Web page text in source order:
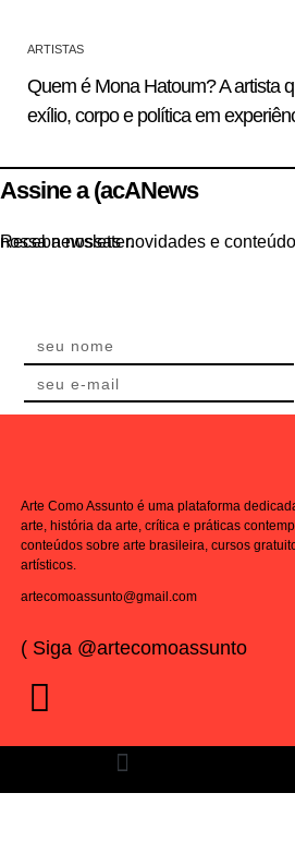
ARTISTAS
Quem é Mona Hatoum? A artista
exílio, corpo e política em
Assine a (acANews
Receba nossas novidades e conteúdos por e-mail. Assine nossa newsletter.
Arte Como Assunto é uma plataforma
arte, história da arte, crítica e práticas
conteúdos sobre arte brasileira, cursos
artísticos.
artecomoassunto@gmail.com
( Siga @artecomoassunto